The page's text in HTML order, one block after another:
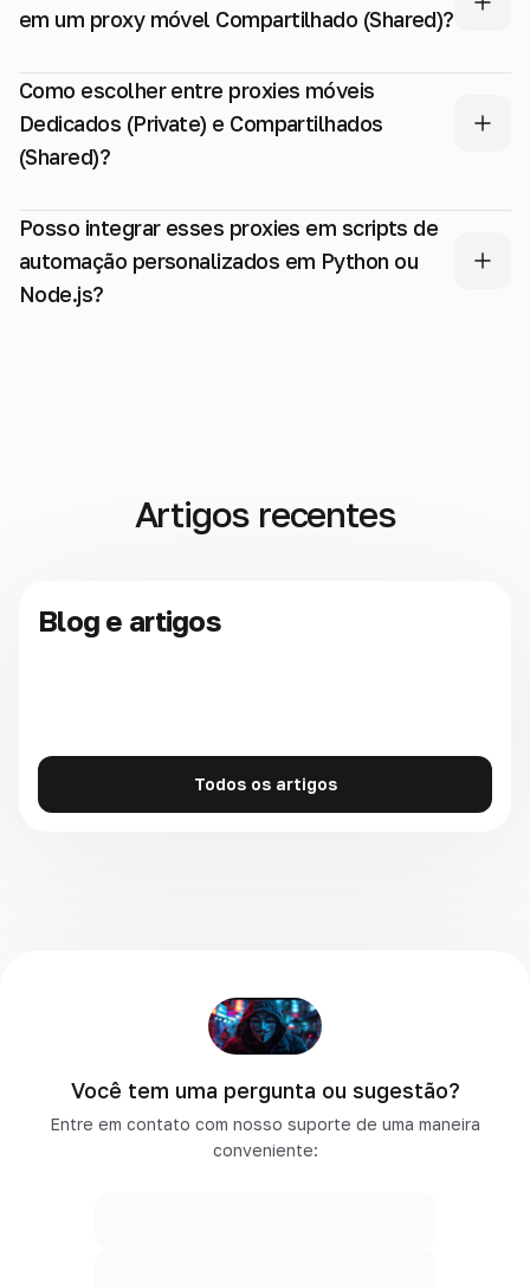
em um proxy móvel Compartilhado (Shared)?
Como escolher entre proxies móveis
Dedicados (Private) e Compartilhados
(Shared)?
Posso integrar esses proxies em scripts de
automação personalizados em Python ou
Node.js?
Artigos recentes
Blog e artigos
Todos os artigos
Você tem uma pergunta ou sugestão?
Entre em contato com nosso suporte de uma maneira
conveniente: